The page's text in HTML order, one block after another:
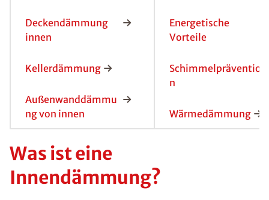
Deckendämmung
innen
Kellerdämmung
Außenwanddämmu
ng von innen
Energetische
Vorteile
Schimmelpräventio
n
Wärmedämmung
Was ist eine
Innendämmung?